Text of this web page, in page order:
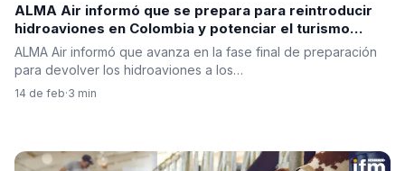
ALMA Air informó que se prepara para reintroducir
hidroaviones en Colombia y potenciar el turismo
sostenible
ALMA Air informó que avanza en la fase final de preparación
para devolver los hidroaviones a los…
14 de feb·3 min